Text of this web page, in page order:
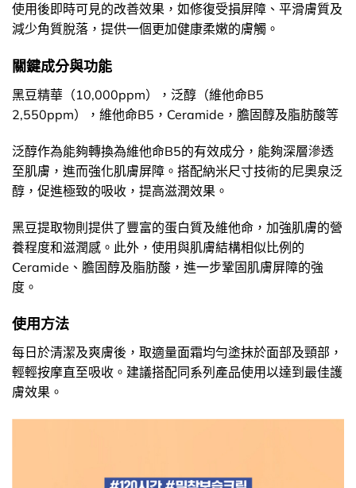
使用後即時可見的改善效果，如修復受損屏障、平滑膚質及
減少角質脫落，提供一個更加健康柔嫩的膚觸。
關鍵成分與功能
黑豆精華（10,000ppm），泛醇（維他命B5
2,550ppm），維他命B5，Ceramide，膽固醇及脂肪酸等
泛醇作為能夠轉換為維他命B5的有效成分，能夠深層滲透
至肌膚，進而強化肌膚屏障。搭配納米尺寸技術的尼奧泉泛
醇，促進極致的吸收，提高滋潤效果。
黑豆提取物則提供了豐富的蛋白質及維他命，加強肌膚的營
養程度和滋潤感。此外，使用與肌膚結構相似比例的
Ceramide、膽固醇及脂肪酸，進一步鞏固肌膚屏障的強
度。
使用方法
每日於清潔及爽膚後，取適量面霜均勻塗抹於面部及頸部，
輕輕按摩直至吸收。建議搭配同系列產品使用以達到最佳護
膚效果。